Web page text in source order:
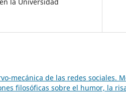
mecánica de las redes sociales.
filosóficas sobre el humor, la